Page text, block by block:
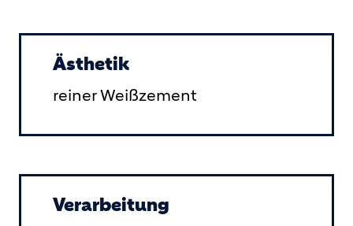
Ästhetik
reiner Weißzement
Verarbeitung